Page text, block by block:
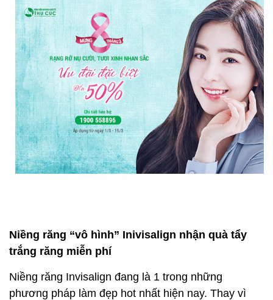
Niềng răng “vô hình” Inivisalign nhận quà tẩy
trắng răng miễn phí
Niềng răng Invisalign đang là 1 trong những
phương pháp làm đẹp hot nhất hiện nay. Thay vì